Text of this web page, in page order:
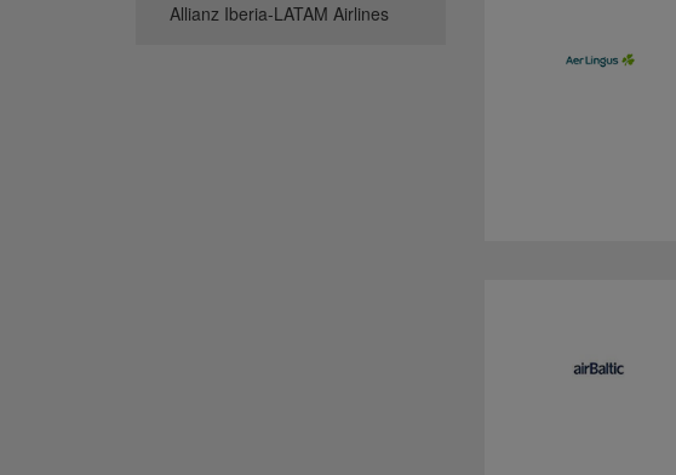
Allianz Iberia-LATAM Airlines